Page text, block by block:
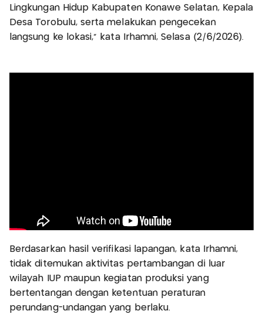
Lingkungan Hidup Kabupaten Konawe Selatan, Kepala
Desa Torobulu, serta melakukan pengecekan
langsung ke lokasi," kata Irhamni, Selasa (2/6/2026).
Berdasarkan hasil verifikasi lapangan, kata Irhamni,
tidak ditemukan aktivitas pertambangan di luar
wilayah IUP maupun kegiatan produksi yang
bertentangan dengan ketentuan peraturan
perundang-undangan yang berlaku.